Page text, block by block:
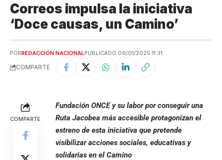
Correos impulsa la iniciativa
‘Doce causas, un Camino’
PORREDACCIÓN NACIONALPUBLICADO 09/01/2025 11:31
COMPARTE
COMPARTE
Fundación ONCE y su labor por conseguir una
Ruta Jacobea más accesible protagonizan el
estreno de esta iniciativa que pretende
visibilizar acciones sociales, educativas y
solidarias en el Camino